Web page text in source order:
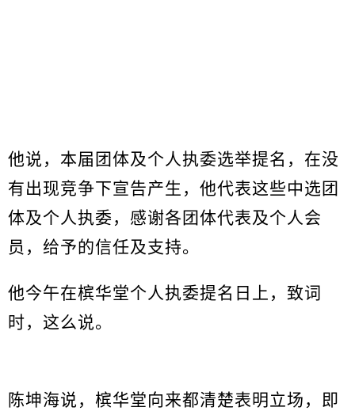
他说，本届团体及个人执委选举提名，在没
有出现竞争下宣告产生，他代表这些中选团
体及个人执委，感谢各团体代表及个人会
员，给予的信任及支持。
他今午在槟华堂个人执委提名日上，致词
时，这么说。
陈坤海说，槟华堂向来都清楚表明立场，即